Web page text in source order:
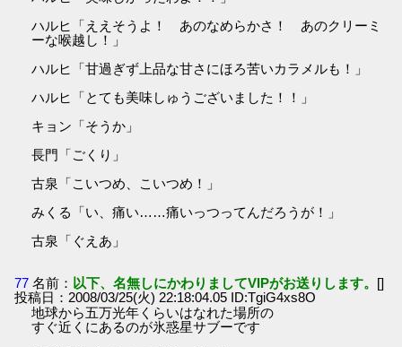
ハルヒ「ええそうよ！ あのなめらかさ！ あのクリーミ
ーな喉越し！」
ハルヒ「甘過ぎず上品な甘さにほろ苦いカラメルも！」
ハルヒ「とても美味しゅうございました！！」
キョン「そうか」
長門「ごくり」
古泉「こいつめ、こいつめ！」
みくる「い、痛い……痛いっつってんだろうが！」
古泉「ぐえあ」
77 名前： 以下、名無しにかわりましてVIPがお送りします。 []
投稿日：2008/03/25(火) 22:18:04.05 ID:TgiG4xs8O
地球から五万光年くらいはなれた場所の
すぐ近くにあるのが氷惑星サブーです